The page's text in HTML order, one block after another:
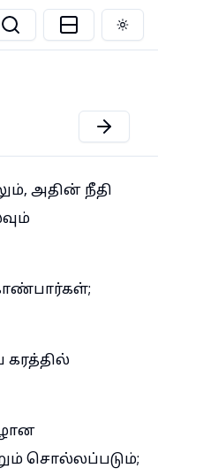
Toggle theme
அதின் நீதி
சொல்லப்படும்;